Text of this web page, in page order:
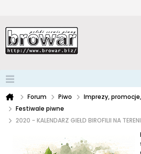
Forum Piwo
Imprezy,
Festiwale piwne
2020 - KALENDARZ GIEŁD BIROFILII NA